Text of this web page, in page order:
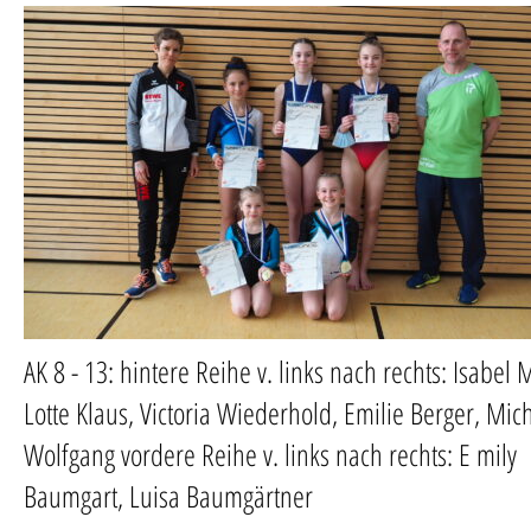
AK 8 - 13: hintere Reihe v. links nach rechts: Isabel
Lotte Klaus, Victoria Wiederhold, Emilie Berger,
Wolfgang vordere Reihe v. links nach rechts: E mily
Baumgart, Luisa Baumgärtner